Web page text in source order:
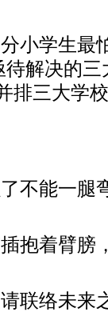
小学生最
解决的
排三大学
不能一腿
抱着臂膀
联络未来